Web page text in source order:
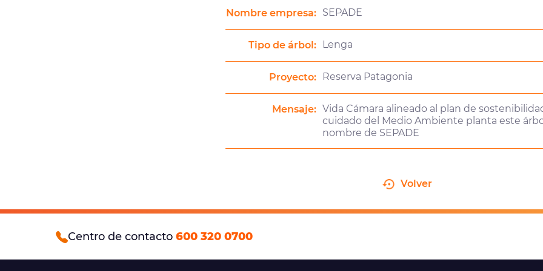
Nombre empresa: SEPADE
Tipo de árbol: Lenga
Proyecto: Reserva Patagonia
Mensaje: Vida Cámara alineado al plan de
cuidado del Medio Ambiente planta este
nombre de SEPADE
Volver
Centro de contacto 600 320 0700